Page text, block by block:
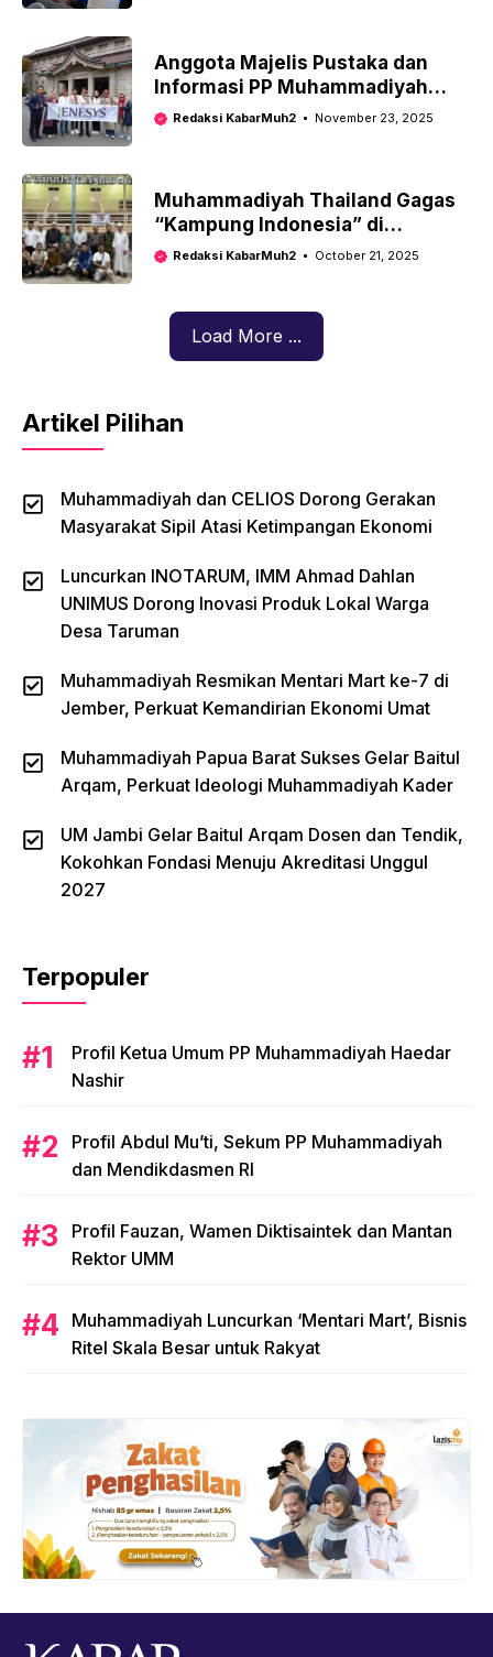
Anggota Majelis Pustaka dan
Informasi PP Muhammadiyah
Pimpin Delegasi Pemuda Muslim
Redaksi KabarMuh2 November 23, 2025
Muhammadiyah Thailand Gagas
“Kampung Indonesia” di
Nonthaburi
Redaksi KabarMuh2 October 21, 2025
Load More ...
Artikel Pilihan
Muhammadiyah dan CELIOS Dorong Gerakan
Masyarakat Sipil Atasi Ketimpangan Ekonomi
Luncurkan INOTARUM, IMM Ahmad Dahlan
UNIMUS Dorong Inovasi Produk Lokal Warga
Desa Taruman
Muhammadiyah Resmikan Mentari Mart ke-7 di
Jember, Perkuat Kemandirian Ekonomi Umat
Muhammadiyah Papua Barat Sukses Gelar Baitul
Arqam, Perkuat Ideologi Muhammadiyah Kader
UM Jambi Gelar Baitul Arqam Dosen dan Tendik,
Kokohkan Fondasi Menuju Akreditasi Unggul
2027
Terpopuler
Profil Ketua Umum PP Muhammadiyah Haedar
Nashir
Profil Abdul Mu’ti, Sekum PP Muhammadiyah
dan Mendikdasmen RI
Profil Fauzan, Wamen Diktisaintek dan Mantan
Rektor UMM
Muhammadiyah Luncurkan ‘Mentari Mart’, Bisnis
Ritel Skala Besar untuk Rakyat